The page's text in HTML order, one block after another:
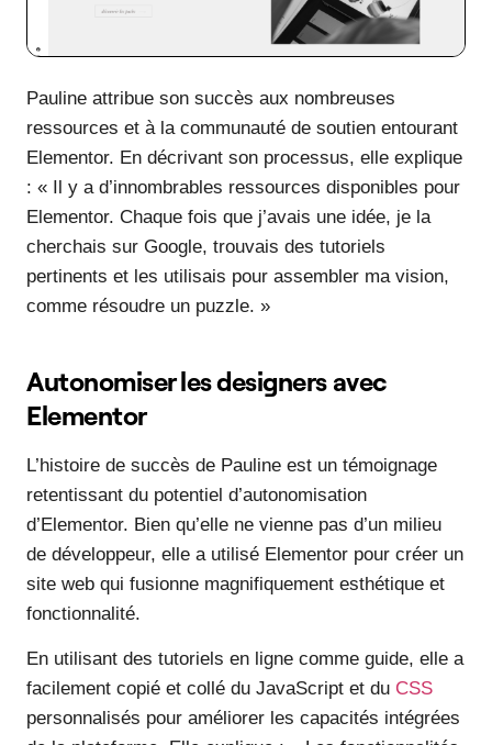
Pauline attribue son succès aux nombreuses
ressources et à la communauté de soutien entourant
Elementor. En décrivant son processus, elle explique
: « Il y a d’innombrables ressources disponibles pour
Elementor. Chaque fois que j’avais une idée, je la
cherchais sur Google, trouvais des tutoriels
pertinents et les utilisais pour assembler ma vision,
comme résoudre un puzzle. »
Autonomiser les designers avec
Elementor
L’histoire de succès de Pauline est un témoignage
retentissant du potentiel d’autonomisation
d’Elementor. Bien qu’elle ne vienne pas d’un milieu
de développeur, elle a utilisé Elementor pour créer un
site web qui fusionne magnifiquement esthétique et
fonctionnalité.
En utilisant des tutoriels en ligne comme guide, elle a
facilement copié et collé du JavaScript et du CSS
personnalisés pour améliorer les capacités intégrées